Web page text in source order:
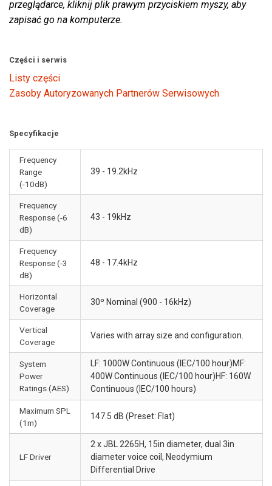
przeglądarce, kliknij plik prawym przyciskiem myszy, aby
zapisać go na komputerze.
Części i serwis
Listy części
Zasoby Autoryzowanych Partnerów Serwisowych
Specyfikacje
Frequency
Range
(-10dB)
39 - 19.2kHz
Frequency
Response (-6
dB)
43 - 19kHz
Frequency
Response (-3
dB)
48 - 17.4kHz
Horizontal
Coverage
30º Nominal (900 - 16kHz)
Vertical
Coverage
Varies with array size and configuration.
System
Power
Ratings (AES)
LF: 1000W Continuous (IEC/100 hour)MF:
400W Continuous (IEC/100 hour)HF: 160W
Continuous (IEC/100 hours)
Maximum SPL
(1m)
147.5 dB (Preset: Flat)
LF Driver
2 x JBL 2265H, 15in diameter, dual 3in
diameter voice coil, Neodymium
Differential Drive